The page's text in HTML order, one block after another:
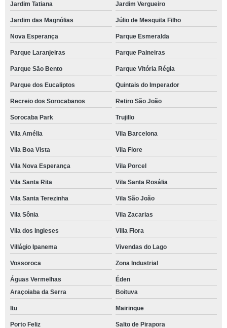
Jardim Tatiana Jardim Vergueiro
Jardim das Magnólias Júlio de Mesquita Filho
Nova Esperança Parque Esmeralda
Parque Laranjeiras Parque Paineiras
Parque São Bento Parque Vitória Régia
Parque dos Eucaliptos Quintais do Imperador
Recreio dos Sorocabanos Retiro São João
Sorocaba Park Trujillo
Vila Amélia Vila Barcelona
Vila Boa Vista Vila Fiore
Vila Nova Esperança Vila Porcel
Vila Santa Rita Vila Santa Rosália
Vila Santa Terezinha Vila São João
Vila Sônia Vila Zacarias
Vila dos Ingleses Villa Flora
Villágio Ipanema Vivendas do Lago
Vossoroca Zona Industrial
Águas Vermelhas
Éden
Araçoiaba da Serra
Boituva
Itu Mairinque
Porto Feliz Salto de Pirapora